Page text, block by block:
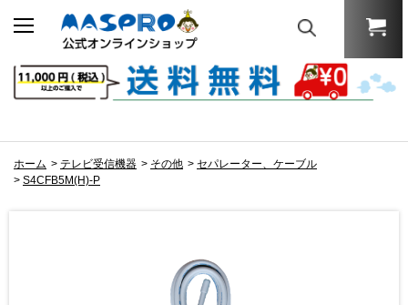
ホーム > テレビ受信機器 > その他 > セパレーター、ケーブル
> S4CFB5M(H)-P